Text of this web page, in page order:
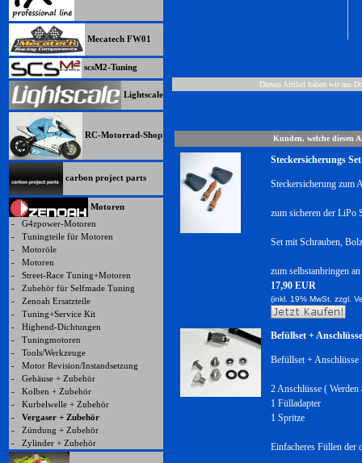
Mecatech FW01
scsM2-Tuning
Lightscale
RC-Motorrad-Shop
carbon project parts
Motoren
- G4zpower-Motoren
- Tuningteile für Motoren
- Motoröle
- Motoren
- Street-Race Tuning+Motoren
- Zubehör für Selfmade Tuning
- Zenoah Ersatzteile
- Tuning+Service Kit
- Highend-Dichtungen
- Tuningmotoren
- Tools/Werkzeuge
- Motor Revision/Instandsetzung
- Gehäuse + Zubehör
- Kolben + Zubehör
- Kurbelwelle + Zubehör
- Vergaser + Zubehör
- Zündung + Zubehör
- Zylinder + Zubehör
Diesen Artikel haben wir am
Kunden, welche diesen
Steckersicherungs
Steckersicherung zum
zum sicheren der LiPo
Set mit Schrauben,
zum selbstanbringen
17,90 EUR
(inkl. 19% MwSt. zzgl.
Befüllset +
Befüllset +
2 Anschlüsse (
1 Fülladapter
1 Spritze
Einfacheres Füllen der